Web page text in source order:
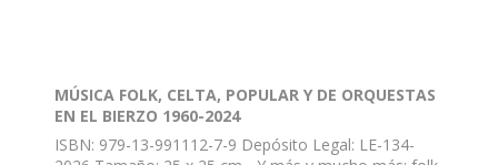
MÚSICA FOLK, CELTA, POPULAR Y DE ORQUESTAS
EN EL BIERZO 1960-2024
ISBN: 979-13-991112-7-9 Depósito Legal: LE-134-